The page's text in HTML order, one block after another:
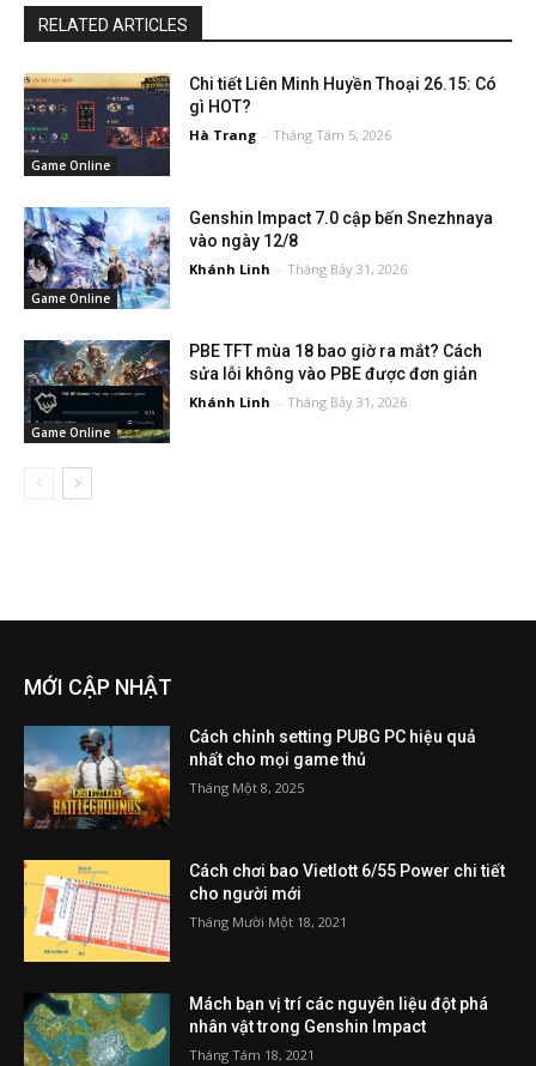
RELATED ARTICLES
Game Online
Chi tiết Liên Minh Huyền Thoại 26.15: Có
gì HOT?
Hà Trang - Tháng Tám 5, 2026
Game Online
Genshin Impact 7.0 cập bến Snezhnaya
vào ngày 12/8
Khánh Linh - Tháng Bảy 31, 2026
Game Online
PBE TFT mùa 18 bao giờ ra mắt? Cách
sửa lỗi không vào PBE được đơn giản
Khánh Linh - Tháng Bảy 31, 2026
MỚI CẬP NHẬT
Cách chỉnh setting PUBG PC hiệu quả
nhất cho mọi game thủ
Tháng Một 8, 2025
Cách chơi bao Vietlott 6/55 Power chi tiết
cho người mới
Tháng Mười Một 18, 2021
Mách bạn vị trí các nguyên liệu đột phá
nhân vật trong Genshin Impact
Tháng Tám 18, 2021